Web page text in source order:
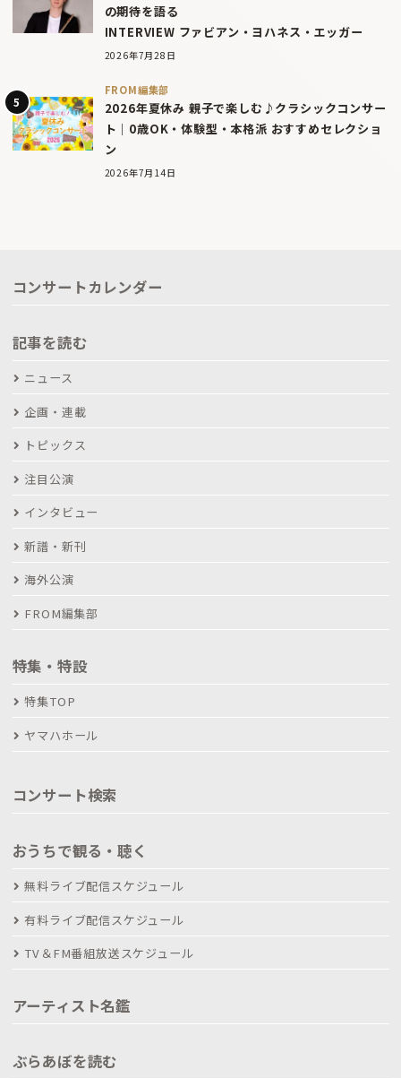
の期待を語る
INTERVIEW ファビアン・ヨハネス・エッガー
2026年7月28日
FROM編集部
2026年夏休み 親子で楽しむ♪クラシックコンサー
ト｜0歳OK・体験型・本格派 おすすめセレクショ
ン
2026年7月14日
コンサートカレンダー
記事を読む
ニュース
企画・連載
トピックス
注目公演
インタビュー
新譜・新刊
海外公演
FROM編集部
特集・特設
特集TOP
ヤマハホール
コンサート検索
おうちで観る・聴く
無料ライブ配信スケジュール
有料ライブ配信スケジュール
TV＆FM番組放送スケジュール
アーティスト名鑑
ぶらあぼを読む